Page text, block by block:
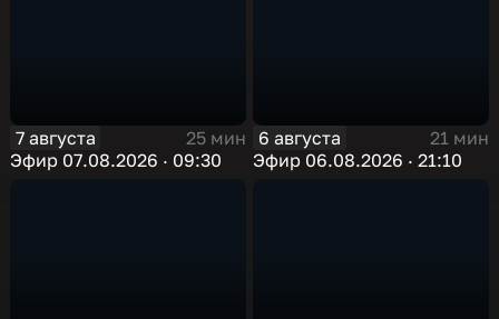
7 августа
25 мин
Эфир 07.08.2026 · 09:30
6 августа
21 мин
Эфир 06.08.2026 · 21:10